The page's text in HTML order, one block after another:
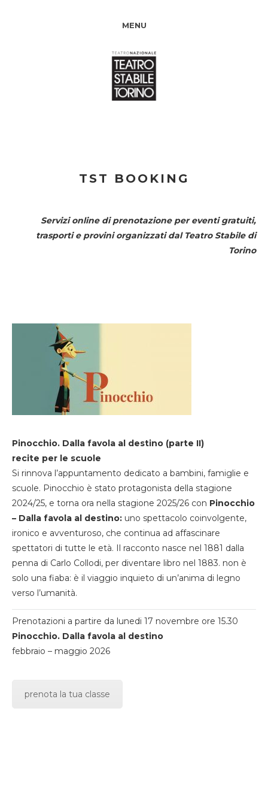
MENU
TST BOOKING
Servizi online di prenotazione per eventi gratuiti,
trasporti e provini organizzati dal Teatro Stabile di
Torino
Pinocchio. Dalla favola al destino (parte II)
recite per le scuole
Si rinnova l’appuntamento dedicato a bambini, famiglie e
scuole. Pinocchio è stato protagonista della stagione
2024/25, e torna ora nella stagione 2025/26 con Pinocchio
– Dalla favola al destino: uno spettacolo coinvolgente,
ironico e avventuroso, che continua ad affascinare
spettatori di tutte le età. Il racconto nasce nel 1881 dalla
penna di Carlo Collodi, per diventare libro nel 1883. non è
solo una fiaba: è il viaggio inquieto di un’anima di legno
verso l’umanità.
Prenotazioni a partire da lunedi 17 novembre ore 15.30
Pinocchio. Dalla favola al destino
febbraio – maggio 2026
prenota la tua classe